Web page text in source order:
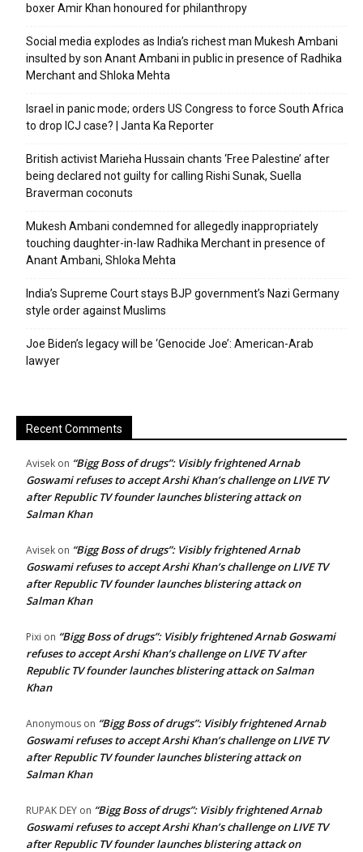
boxer Amir Khan honoured for philanthropy
Social media explodes as India’s richest man Mukesh Ambani
insulted by son Anant Ambani in public in presence of Radhika
Merchant and Shloka Mehta
Israel in panic mode; orders US Congress to force South Africa
to drop ICJ case? | Janta Ka Reporter
British activist Marieha Hussain chants ‘Free Palestine’ after
being declared not guilty for calling Rishi Sunak, Suella
Braverman coconuts
Mukesh Ambani condemned for allegedly inappropriately
touching daughter-in-law Radhika Merchant in presence of
Anant Ambani, Shloka Mehta
India’s Supreme Court stays BJP government’s Nazi Germany
style order against Muslims
Joe Biden’s legacy will be ‘Genocide Joe’: American-Arab
lawyer
Recent Comments
Avisek on “Bigg Boss of drugs”: Visibly frightened Arnab
Goswami refuses to accept Arshi Khan’s challenge on LIVE TV
after Republic TV founder launches blistering attack on
Salman Khan
Avisek on “Bigg Boss of drugs”: Visibly frightened Arnab
Goswami refuses to accept Arshi Khan’s challenge on LIVE TV
after Republic TV founder launches blistering attack on
Salman Khan
Pixi on “Bigg Boss of drugs”: Visibly frightened Arnab Goswami
refuses to accept Arshi Khan’s challenge on LIVE TV after
Republic TV founder launches blistering attack on Salman
Khan
Anonymous on “Bigg Boss of drugs”: Visibly frightened Arnab
Goswami refuses to accept Arshi Khan’s challenge on LIVE TV
after Republic TV founder launches blistering attack on
Salman Khan
RUPAK DEY on “Bigg Boss of drugs”: Visibly frightened Arnab
Goswami refuses to accept Arshi Khan’s challenge on LIVE TV
after Republic TV founder launches blistering attack on